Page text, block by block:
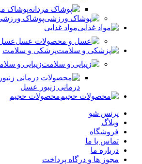
پوشاک
پوشاک
مواد غذایی
پزشکی و سلامت
زیبایی و
درمانی زنبور عسل
محصولات حجیم
پرنس شو
وبلاگ
فروشگاه
تماس با ما
درباره ما
مجوز ها و درگاه پرداخت